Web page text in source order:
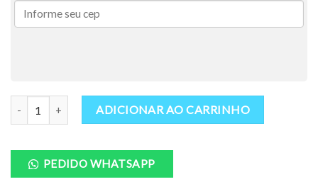
Lâmina Yale Mitsubishi ASX / Outlander / Lancer Friso Esquerdo
ADICIONAR AO CARRINHO
PEDIDO WHATSAPP